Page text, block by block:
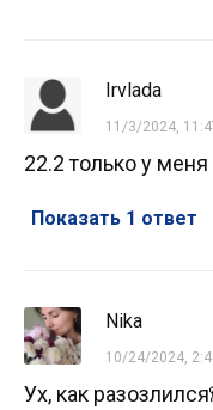
Irvlada
11/3/2024,
22.2 только у
Показать 1 ответ
Nika
10/24/2024,
Ух, как